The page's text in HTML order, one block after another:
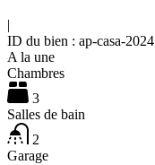
|
ID du bien : ap-casa-2024
A la une
Chambres
3
Salles de bain
2
Garage